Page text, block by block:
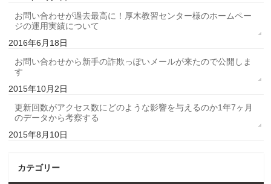
お問い合わせが過去最高に！厚木教習センター様のホームペー
ジの運用実績について
2016年6月18日
お問い合わせから新手の詐欺っぽいメールが来たので公開しま
す
2015年10月2日
更新回数がアクセス数にどのような影響を与えるのか1年7ヶ月
のデータから考察する
2015年8月10日
カテゴリー